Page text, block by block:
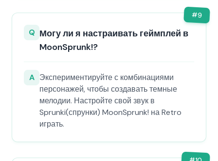
#9
Q Могу ли я настраивать геймплей в
MoonSprunk!?
A Экспериментируйте с комбинациями
персонажей, чтобы создавать темные
мелодии. Настройте свой звук в
Sprunki(спрунки) MoonSprunk! на Retro
играть.